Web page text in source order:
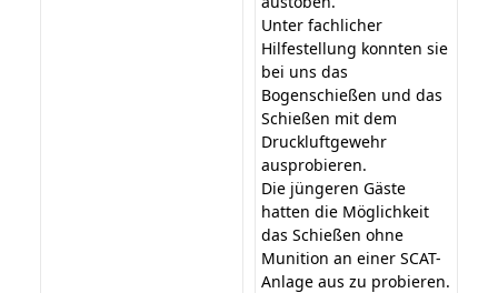
Unter fachlicher
Hilfestellung konnten sie
bei uns das
Bogenschießen und das
Schießen mit dem
Druckluftgewehr
ausprobieren.
Die jüngeren Gäste
hatten die Möglichkeit
das Schießen ohne
Munition an einer SCAT-
Anlage aus zu probieren.